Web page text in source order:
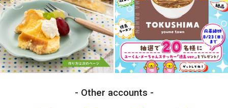
Other accounts